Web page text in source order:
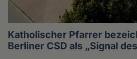
Katholischer Pfarrer
Berliner CSD als „Signal